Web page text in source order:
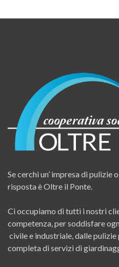
Se cerchi un’ impresa di pulizie
risposta è Oltre il Ponte.
Ci occupiamo di tutti i nostri
competenza, per soddisfare
civile e industriale, dalle
completa di servizi di